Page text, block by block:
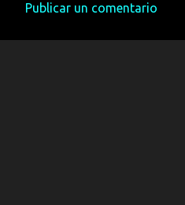
Publicar un comentario